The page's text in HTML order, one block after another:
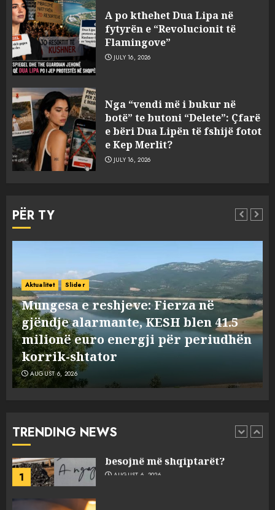
A po kthehet Dua Lipa në
fytyrën e “Revolucionit të
Flamingove”
JULY 16, 2026
Nga “vendi më i bukur në
botë” te butoni “Delete”: Çfarë
e bëri Dua Lipën të fshijë fotot
e Kep Merlit?
JULY 16, 2026
PËR TY
Aktualitet Botë Slider
Vera të rrezikshme: Si po e
ndryshojnë valët e të nxehtit dhe
zjarret jetën në Europë
AUGUST 6, 2026
TRENDING NEWS
3
shkrihen, nisin aksionin
kundër propozimit të
mazhorancës
AUGUST 6, 2026
4
41.5 milionë euro energji për
AUGUST 6, 2026
5
Vera të rrezikshme: Si po e
ndryshojnë valët e të nxehtit
dhe zjarret jetën në Europë
AUGUST 6, 2026
1
Nga pushimet në Dhërmi,
AUGUST 6, 2026
5 pije që ndihmojnë në uljen e